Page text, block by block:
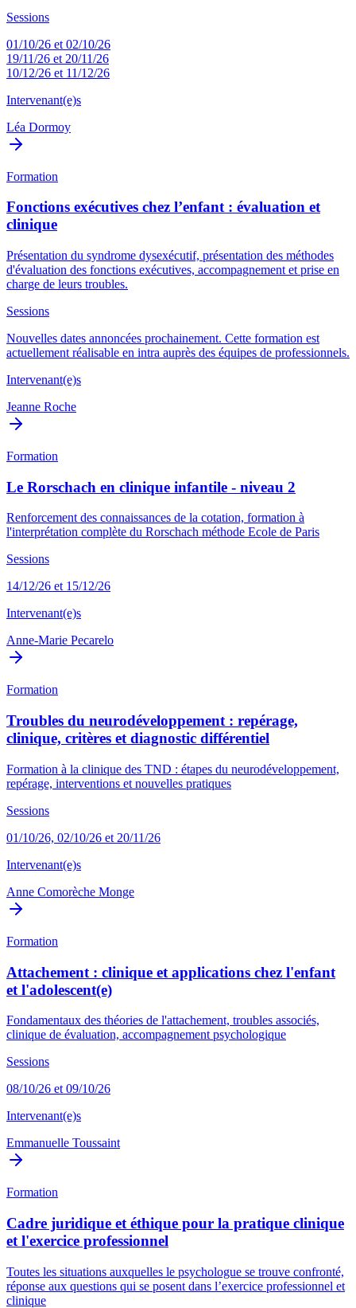
Sessions
01/10/26 et 02/10/26
19/11/26 et 20/11/26
10/12/26 et 11/12/26
Intervenant(e)s
Léa Dormoy
Formation
Fonctions exécutives chez l’enfant : évaluation et
clinique
Présentation du syndrome dysexécutif, présentation des méthodes
d'évaluation des fonctions exécutives, accompagnement et prise en
charge de leurs troubles.
Sessions
Nouvelles dates annoncées prochainement. Cette formation est
actuellement réalisable en intra auprès des équipes de professionnels.
Intervenant(e)s
Jeanne Roche
Formation
Le Rorschach en clinique infantile - niveau 2
Renforcement des connaissances de la cotation, formation à
l'interprétation complète du Rorschach méthode Ecole de Paris
Sessions
14/12/26 et 15/12/26
Intervenant(e)s
Anne-Marie Pecarelo
Formation
Troubles du neurodéveloppement : repérage,
clinique, critères et diagnostic différentiel
Formation à la clinique des TND : étapes du neurodéveloppement,
repérage, interventions et nouvelles pratiques
Sessions
01/10/26, 02/10/26 et 20/11/26
Intervenant(e)s
Anne Comorèche Monge
Formation
Attachement : clinique et applications chez l'enfant
et l'adolescent(e)
Fondamentaux des théories de l'attachement, troubles associés,
clinique de évaluation, accompagnement psychologique
Sessions
08/10/26 et 09/10/26
Intervenant(e)s
Emmanuelle Toussaint
Formation
Cadre juridique et éthique pour la pratique clinique
et l'exercice professionnel
Toutes les situations auxquelles le psychologue se trouve confronté,
réponse aux questions qui se posent dans l’exercice professionnel et
clinique